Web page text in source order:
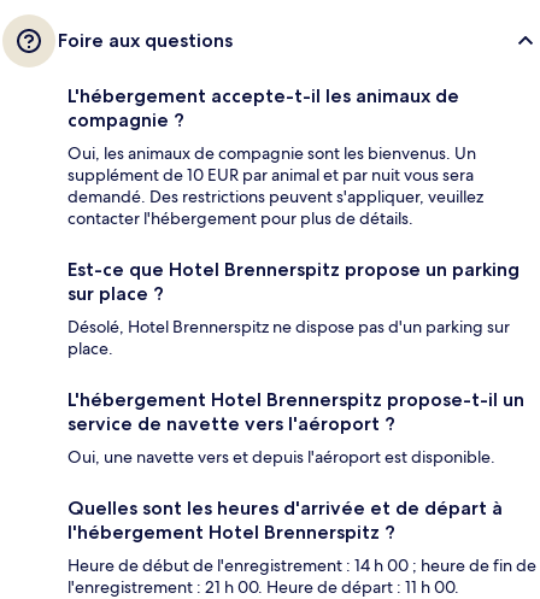
Foire aux questions
L'hébergement accepte-t-il les animaux de
compagnie ?
Oui, les animaux de compagnie sont les bienvenus. Un
supplément de 10 EUR par animal et par nuit vous sera
demandé. Des restrictions peuvent s'appliquer, veuillez
contacter l'hébergement pour plus de détails.
Est-ce que Hotel Brennerspitz propose un parking
sur place ?
Désolé, Hotel Brennerspitz ne dispose pas d'un parking sur
place.
L'hébergement Hotel Brennerspitz propose-t-il un
service de navette vers l'aéroport ?
Oui, une navette vers et depuis l'aéroport est disponible.
Quelles sont les heures d'arrivée et de départ à
l'hébergement Hotel Brennerspitz ?
Heure de début de l'enregistrement : 14 h 00 ; heure de fin de
l'enregistrement : 21 h 00. Heure de départ : 11 h 00.